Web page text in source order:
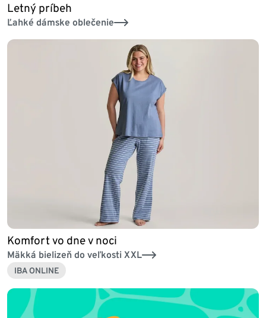
Letný príbeh
Ľahké dámske oblečenie
Komfort vo dne v noci
Mäkká bielizeň do veľkosti XXL
IBA ONLINE